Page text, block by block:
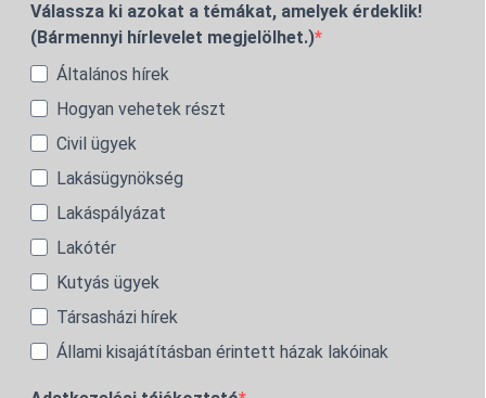
Válassza ki azokat a témákat, amelyek érdeklik!
(Bármennyi hírlevelet megjelölhet.)
Általános hírek
Hogyan vehetek részt
Civil ügyek
Lakásügynökség
Lakáspályázat
Lakótér
Kutyás ügyek
Társasházi hírek
Állami kisajátításban érintett házak lakóinak